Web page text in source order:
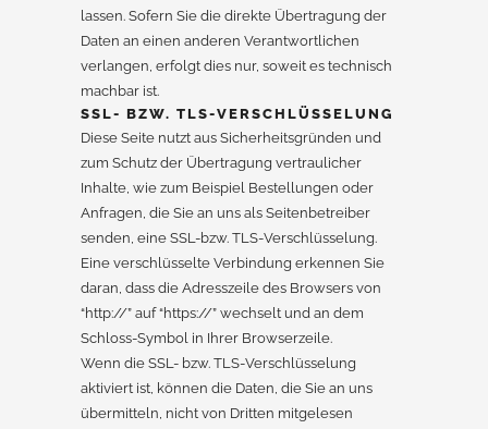
lassen. Sofern Sie die direkte Übertragung der
Daten an einen anderen Verantwortlichen
verlangen, erfolgt dies nur, soweit es technisch
machbar ist.
SSL- BZW. TLS-VERSCHLÜSSELUNG
Diese Seite nutzt aus Sicherheitsgründen und
zum Schutz der Übertragung vertraulicher
Inhalte, wie zum Beispiel Bestellungen oder
Anfragen, die Sie an uns als Seitenbetreiber
senden, eine SSL-bzw. TLS-Verschlüsselung.
Eine verschlüsselte Verbindung erkennen Sie
daran, dass die Adresszeile des Browsers von
“http://” auf “https://” wechselt und an dem
Schloss-Symbol in Ihrer Browserzeile.
Wenn die SSL- bzw. TLS-Verschlüsselung
aktiviert ist, können die Daten, die Sie an uns
übermitteln, nicht von Dritten mitgelesen